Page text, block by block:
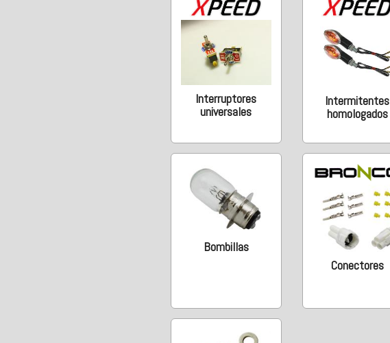
Interruptores
universales
Intermitentes
homologados
Bombillas
Conectores